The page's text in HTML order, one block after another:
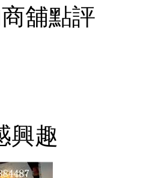
舖點評
興趣